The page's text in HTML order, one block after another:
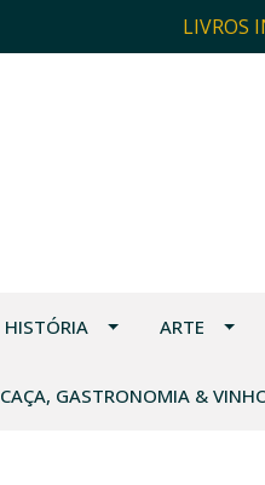
LIVROS
HISTÓRIA ARTE
CAÇA, GASTRONOMIA &